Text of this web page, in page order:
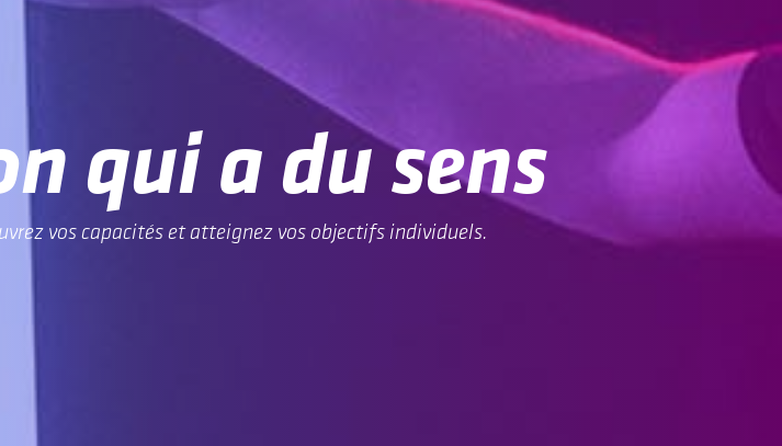
qui a du sens
vos capacités et atteignez vos objectifs individuels.